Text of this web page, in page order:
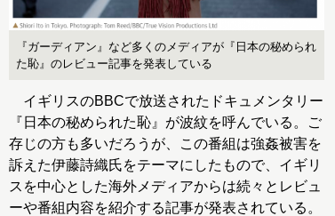
『ガーディアン』など多くのメディアが『日本の秘められ
た恥』のレビュー記事を発表している
イギリスのBBCで放送されたドキュメンタリー
『日本の秘められた恥』が波紋を呼んでいる。ご
存じの方も多いだろうが、この番組は強姦被害を
訴えた伊藤詩織氏をテーマにしたもので、イギリ
スを中心とした海外メディアからは続々とレビュ
ーや番組内容を紹介する記事が発表されている。